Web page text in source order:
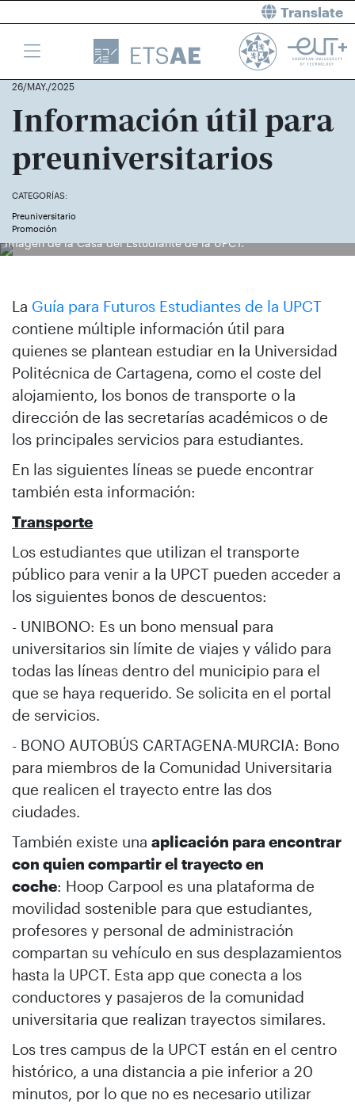
Translate
26/MAY./2025
Información útil para
preuniversitarios
CATEGORÍAS:
Preuniversitario
Promoción
Imagen de la Casa del Estudiante de la UPCT.
La Guía para Futuros Estudiantes de la UPCT
contiene múltiple información útil para
quienes se plantean estudiar en la Universidad
Politécnica de Cartagena, como el coste del
alojamiento, los bonos de transporte o la
dirección de las secretarías académicos o de
los principales servicios para estudiantes.
En las siguientes líneas se puede encontrar
también esta información:
Transporte
Los estudiantes que utilizan el transporte
público para venir a la UPCT pueden acceder a
los siguientes bonos de descuentos:
- UNIBONO: Es un bono mensual para
universitarios sin límite de viajes y válido para
todas las líneas dentro del municipio para el
que se haya requerido. Se solicita en el portal
de servicios.
- BONO AUTOBÚS CARTAGENA-MURCIA: Bono
para miembros de la Comunidad Universitaria
que realicen el trayecto entre las dos
ciudades.
También existe una aplicación para encontrar
con quien compartir el trayecto en
coche: Hoop Carpool es una plataforma de
movilidad sostenible para que estudiantes,
profesores y personal de administración
compartan su vehículo en sus desplazamientos
hasta la UPCT. Esta app que conecta a los
conductores y pasajeros de la comunidad
universitaria que realizan trayectos similares.
Los tres campus de la UPCT están en el centro
histórico, a una distancia a pie inferior a 20
minutos, por lo que no es necesario utilizar